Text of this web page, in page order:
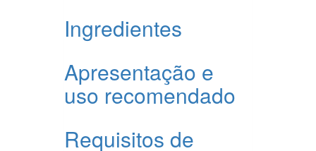
Ingredientes
Apresentação e
uso recomendado
Requisitos de